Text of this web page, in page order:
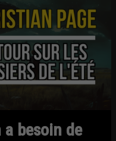
a besoin de